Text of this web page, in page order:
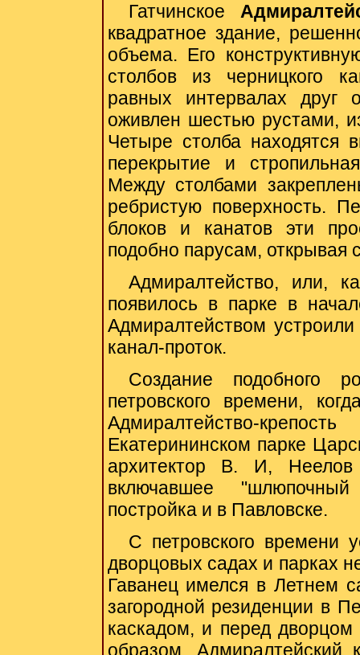
Гатчинское
квадратное здание,
объема. Его
столбов из черницкого
равных интервалах друг
оживлен шестью рустами,
Четыре столба находятся
перекрытие и
Между столбами
ребристую поверхность.
блоков и канатов эти
подобно парусам, открывая
Адмиралтейство, или,
появилось в парке в
Адмиралтейством
канал-проток.
Создание подобного
петровского времени,
Адмиралтейство-
Екатерининском парке
архитектор В. И, Неелов
включавшее
постройка и в Павловске.
С петровского времени
дворцовых садах и парках
Гаванец имелся в Летнем
загородной резиденции в
каскадом, и перед
образом,